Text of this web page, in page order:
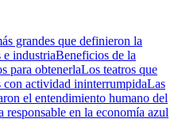
grandes que definieron la
industriaBeneficios de la
para obtenerlaLos teatros que
actividad ininterrumpidaLas
el entendimiento humano del
responsable en la economía azul